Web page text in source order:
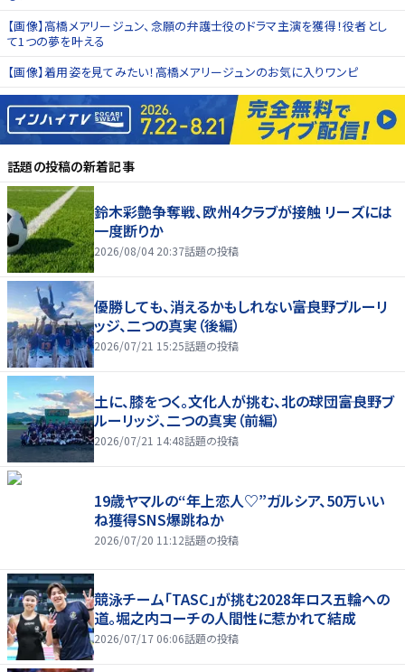
【画像】高橋メアリージュン、念願の弁護士役のドラマ主演を獲得！役者とし
て1つの夢を叶える
【画像】着用姿を見てみたい！高橋メアリージュンのお気に入りワンピ
話題の投稿の新着記事
鈴木彩艶争奪戦、欧州4クラブが接触 リーズには
一度断りか
2026/08/04 20:37話題の投稿
優勝しても、消えるかもしれない――富良野ブルーリ
ッジ、二つの真実（後編）
2026/07/21 15:25話題の投稿
土に、膝をつく。文化人が挑む、北の球団――富良野ブ
ルーリッジ、二つの真実（前編）
2026/07/21 14:48話題の投稿
19歳ヤマルの“年上恋人♡”ガルシア、50万いい
ね獲得SNS爆跳ねか
2026/07/20 11:12話題の投稿
競泳チーム「TASC」が挑む2028年ロス五輪への
道。堀之内コーチの人間性に惹かれて結成
2026/07/17 06:06話題の投稿